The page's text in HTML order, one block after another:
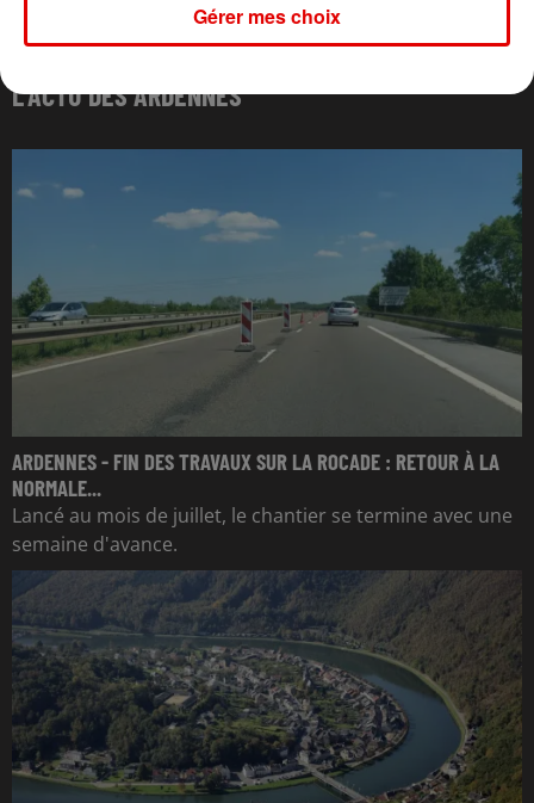
L'ACTU DES ARDENNES
ARDENNES - FIN DES TRAVAUX SUR LA ROCADE : RETOUR À LA
NORMALE...
Lancé au mois de juillet, le chantier se termine avec une
semaine d'avance.
Gérer mes choix